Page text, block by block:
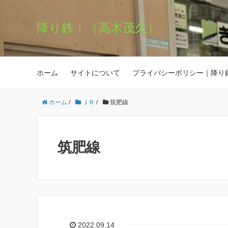
降り鉄！（高木茂久）
ホーム サイトについて プライバシーポリシー｜降り
ホーム / ＪＲ / 筑肥線
筑肥線
2022.09.14